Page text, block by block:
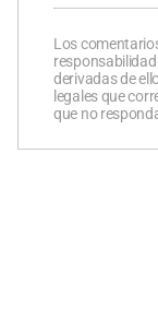
Los
derivadas de
legales que
que no